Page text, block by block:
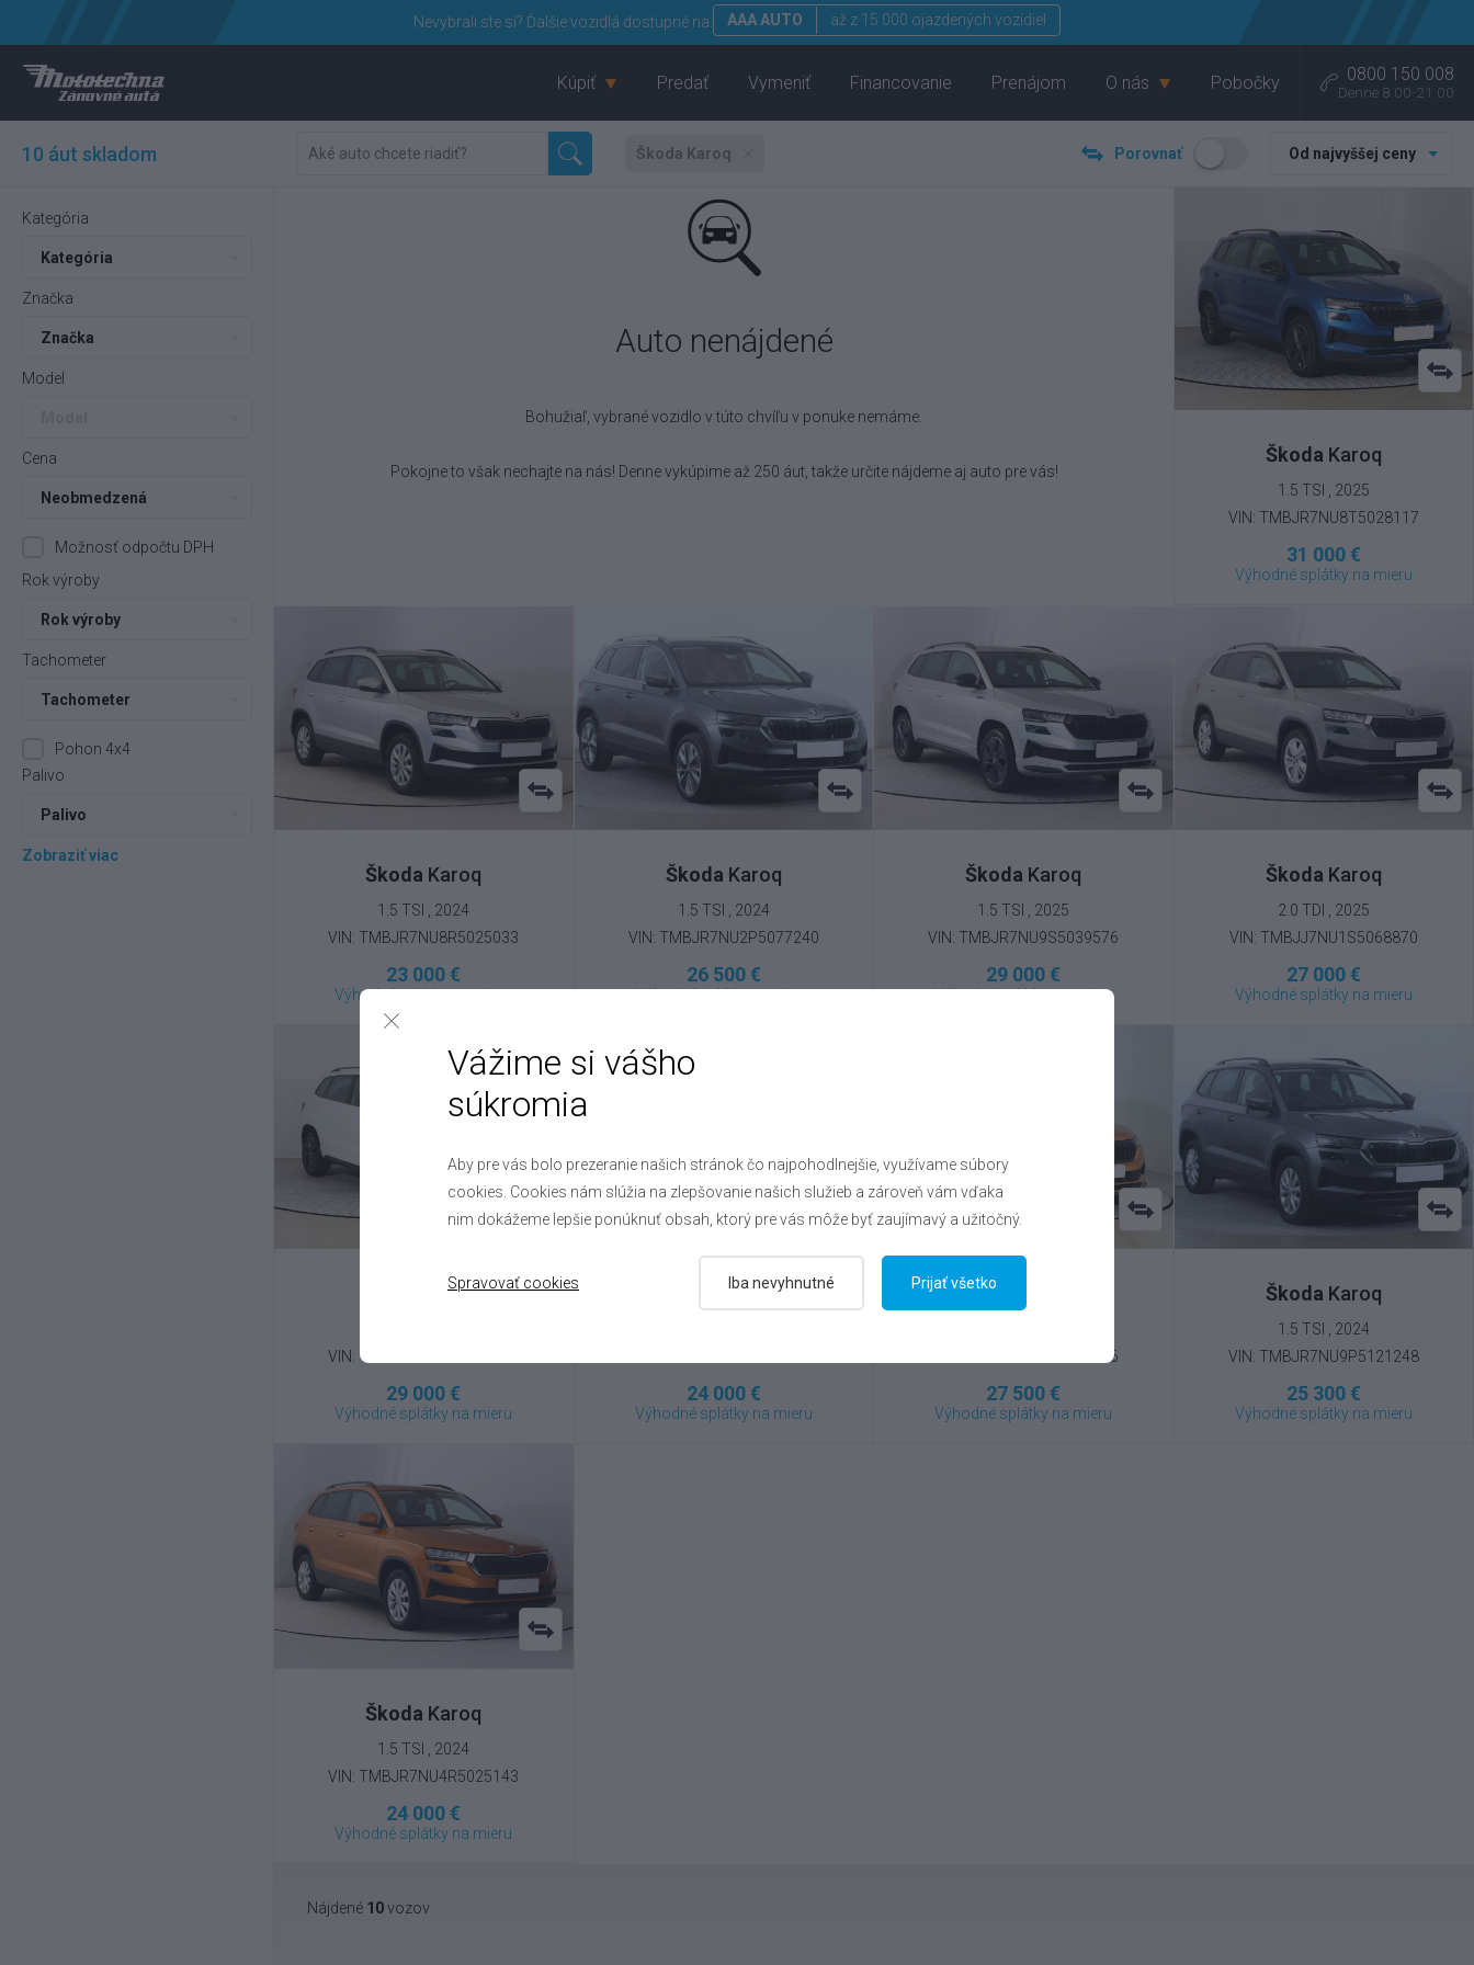
Nevybrali ste si? Ďalšie vozidlá dostupné na: AAA AUTO až z 15 000 ojazdených vozidiel
Kúpiť Predať Vymeniť Financovanie Prenájom O nás Pobočky 0800 150 008
Denne 8.00-21.00
10 áut skladom Škoda Karoq Porovnať Od najvyššej ceny
Kategória
Kategória
Značka
Značka
Model
Cena
Neobmedzená
Možnosť odpočtu DPH
Rok výroby
Rok výroby
Tachometer
Tachometer
Pohon 4x4
Palivo
Palivo
Zobraziť viac
Auto nenájdené
Bohužiaľ, vybrané vozidlov túto chvíľu v ponuke nemáme.
Pokojne to však nechajte na nás! Denne vykúpime až 250 áut, takže určite nájdeme aj auto pre vás!
Škoda Karoq
1.5 TSI , 2025
VIN: TMBJR7NU8T5028117
31 000 €
Výhodné splátky na mieru
Škoda Karoq
1.5 TSI , 2024
VIN: TMBJR7NU8R5025033
23 000 €
Výhodné splátky na mieru
Škoda Karoq
1.5 TSI , 2024
VIN: TMBJR7NU2P5077240
26 500 €
Výhodné splátky na mieru
Škoda Karoq
1.5 TSI , 2025
VIN: TMBJR7NU9S5039576
29 000 €
Výhodné splátky na mieru
Škoda Karoq
2.0 TDI , 2025
VIN: TMBJJ7NU1S5068870
27 000 €
Výhodné splátky na mieru
Karoq
VIN: TMBJR7NUXS5038422
29 000 €
Výhodné splátky na mieru
Karoq
24 000 €
Výhodné splátky na mieru
Škoda
VIN: TMBJR7NU1S5041046
27 500 €
Výhodné splátky na mieru
Škoda Karoq
1.5 TSI , 2024
VIN: TMBJR7NU9P5121248
25 300 €
Výhodné splátky na mieru
Škoda Karoq
1.5 TSI , 2024
VIN: TMBJR7NU4R5025143
24 000 €
Výhodné splátky na mieru
Nájdené 10vozov
Vážime si vášho
súkromia
Aby pre vás bolo prezeranie našich stránok čo najpohodlnejšie, využívame súbory
cookies. Cookies nám slúžia na zlepšovanie našich služieb a zároveň vám vďaka
nim dokážeme lepšie ponúknuť obsah, ktorý pre vás môže byť zaujímavý a užitočný.
Spravovať cookies Iba nevyhnutné Prijať všetko